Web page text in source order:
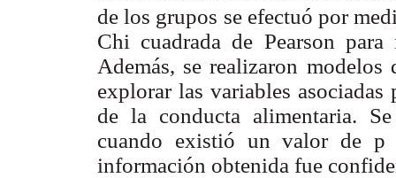
de los grupos se efectuó por
Chi cuadrada de Pearson
Además, se realizaron
explorar las variables
de la conducta alimentaria.
cuando existió un valor de
información obtenida fue